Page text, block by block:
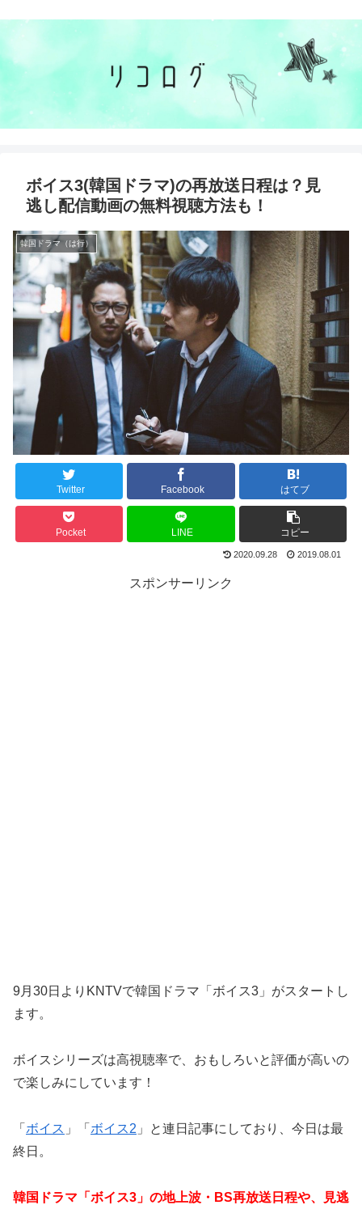
ボイス3(韓国ドラマ)の再放送日程は？見
逃し配信動画の無料視聴方法も！
韓国ドラマ（は行）
Twitter Facebook はてブ
Pocket LINE コピー
2020.09.28 2019.08.01
スポンサーリンク
9月30日よりKNTVで韓国ドラマ「ボイス3」がスタートし
ます。
ボイスシリーズは高視聴率で、おもしろいと評価が高いの
で楽しみにしています！
「 ボイス 」「 ボイス2 」と連日記事にしており、今日は最
終日。
韓国ドラマ「ボイス3」の地上波・BS再放送日程や、見逃